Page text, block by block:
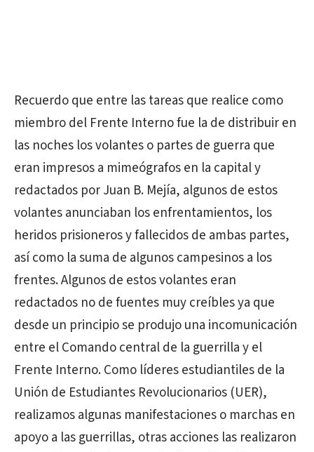
Recuerdo que entre las tareas que realice como
miembro del Frente Interno fue la de distribuir en
las noches los volantes o partes de guerra que
eran impresos a mimeógrafos en la capital y
redactados por Juan B. Mejía, algunos de estos
volantes anunciaban los enfrentamientos, los
heridos prisioneros y fallecidos de ambas partes,
así como la suma de algunos campesinos a los
frentes. Algunos de estos volantes eran
redactados no de fuentes muy creíbles ya que
desde un principio se produjo una incomunicación
entre el Comando central de la guerrilla y el
Frente Interno. Como líderes estudiantiles de la
Unión de Estudiantes Revolucionarios (UER),
realizamos algunas manifestaciones o marchas en
apoyo a las guerrillas, otras acciones las realizaron